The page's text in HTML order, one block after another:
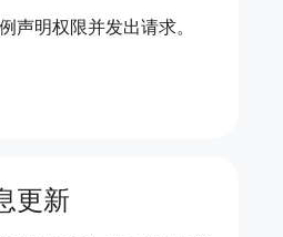
声明权限并发出请求。
更新